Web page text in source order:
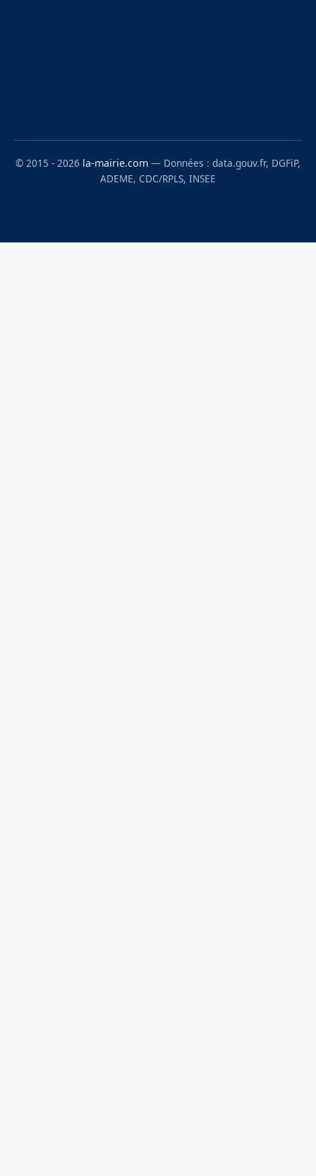
© 2015 - 2026 la-mairie.com — Données : data.gouv.fr, DGFiP,
ADEME, CDC/RPLS, INSEE